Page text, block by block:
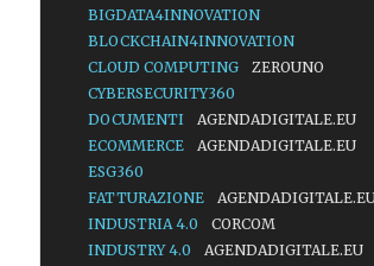
BIGDATA4INNOVATION
BLOCKCHAIN4INNOVATION
CLOUD COMPUTING
ZEROUNO
CYBERSECURITY360
DOCUMENTI
AGENDADIGITALE.EU
ECOMMERCE
AGENDADIGITALE.EU
ESG360
FATTURAZIONE
INDUSTRIA 4.0
CORCOM
INDUSTRY 4.0
AGENDADIGITALE.EU